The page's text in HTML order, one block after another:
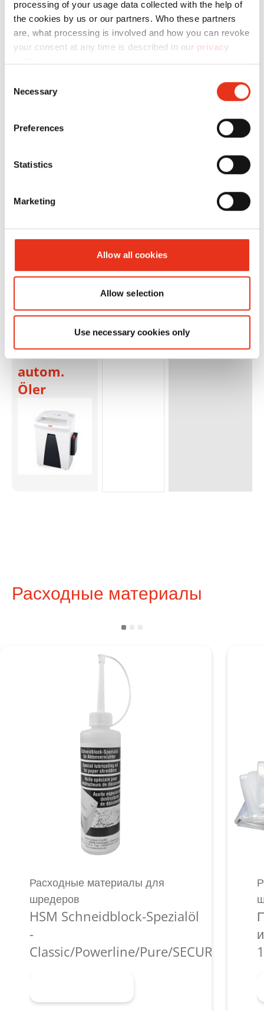
processing of your usage data collected with the help of
the cookies by us or our partners. Who these partners
are, what processing is involved and how you can revoke
your consent at any time is described in our privacy
Selection
Necessary
Preferences
Statistics
Marketing
Allow all cookies
Allow selection
Use necessary cookies only
HSM
B24 - 4,5 x
Externer
Öler
1783111O 4026631034371
HSM
B24 - 1,9 x
Externer
autom.
Öler
1782111O 4026631035224
Расходные материалы
Расходные материалы для
шредеров
HSM Schneidblock-Spezialöl
-
Classic/Powerline/Pure/SECURIO/